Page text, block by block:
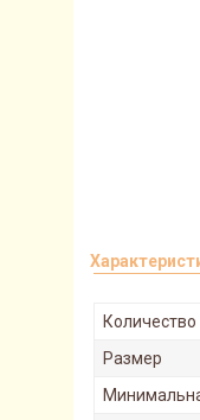
Количество
Размер